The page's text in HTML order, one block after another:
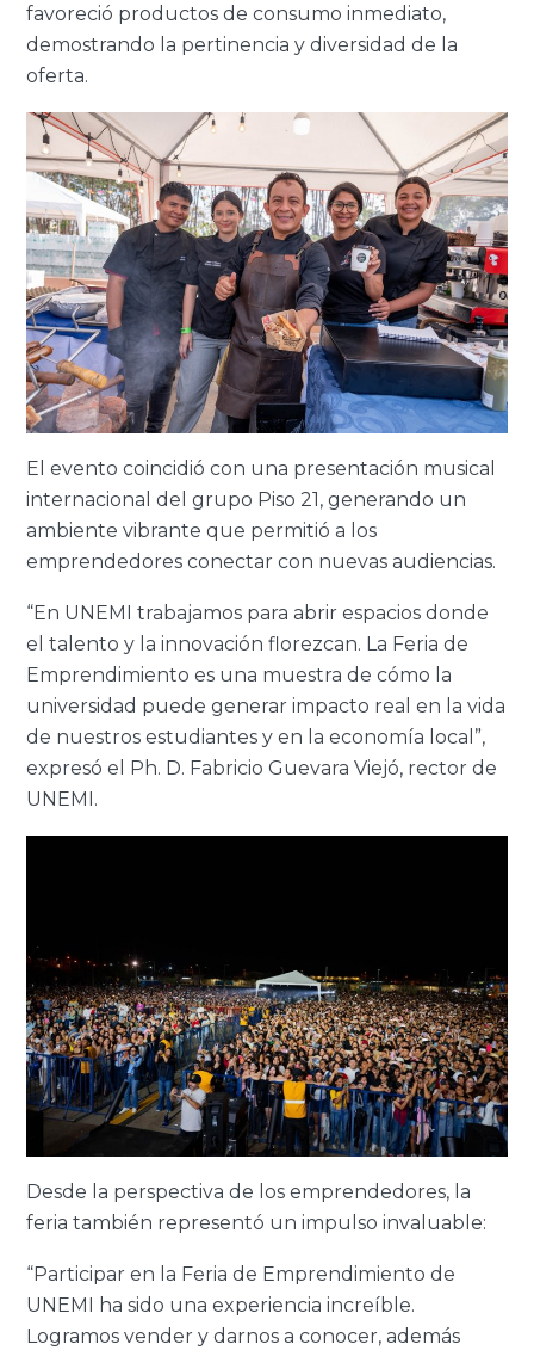
favoreció productos de consumo inmediato,
demostrando la pertinencia y diversidad de la
oferta.
El evento coincidió con una presentación musical
internacional del grupo Piso 21, generando un
ambiente vibrante que permitió a los
emprendedores conectar con nuevas audiencias.
“En UNEMI trabajamos para abrir espacios donde
el talento y la innovación florezcan. La Feria de
Emprendimiento es una muestra de cómo la
universidad puede generar impacto real en la vida
de nuestros estudiantes y en la economía local”,
expresó el Ph. D. Fabricio Guevara Viejó, rector de
UNEMI.
Desde la perspectiva de los emprendedores, la
feria también representó un impulso invaluable:
“Participar en la Feria de Emprendimiento de
UNEMI ha sido una experiencia increíble.
Logramos vender y darnos a conocer, además